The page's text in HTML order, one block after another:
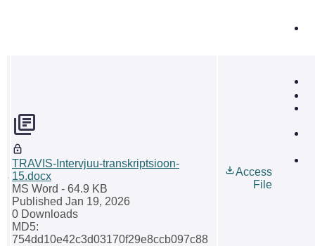
TRAVIS-Intervjuu-transkriptsioon-
15.docx
MS Word - 64.9 KB
Published Jan 19, 2026
0 Downloads
MD5:
754dd10e42c3d03170f29e8ccb097c88
Access
File